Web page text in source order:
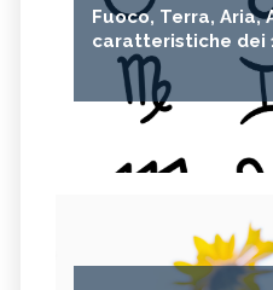
Fuoco, Terra, Aria,
caratteristiche dei